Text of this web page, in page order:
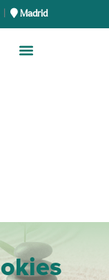
| Madrid